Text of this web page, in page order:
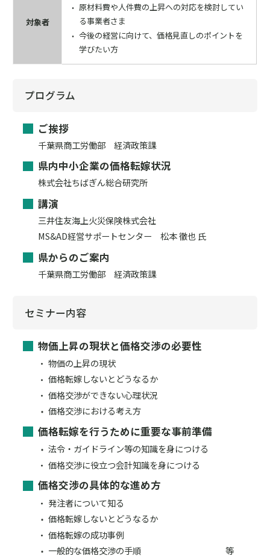
対象者
原材料費や人件費の上昇への対応を検討してい
る事業者さま
今後の経営に向けて、価格見直しのポイントを
学びたい方
プログラム
ご挨拶
千葉県商工労働部 経済政策課
県内中小企業の価格転嫁状況
株式会社ちばぎん総合研究所
講演
三井住友海上火災保険株式会社
MS&AD経営サポートセンター 松本 徹也 氏
県からのご案内
千葉県商工労働部 経済政策課
セミナー内容
物価上昇の現状と価格交渉の必要性
物価の上昇の現状
価格転嫁しないとどうなるか
価格交渉ができない心理状況
価格交渉における考え方
価格転嫁を行うために重要な事前準備
法令・ガイドライン等の知識を身につける
価格交渉に役立つ会計知識を身につける
価格交渉の具体的な進め方
発注者について知る
価格転嫁しないとどうなるか
価格転嫁の成功事例
一般的な価格交渉の手順 等